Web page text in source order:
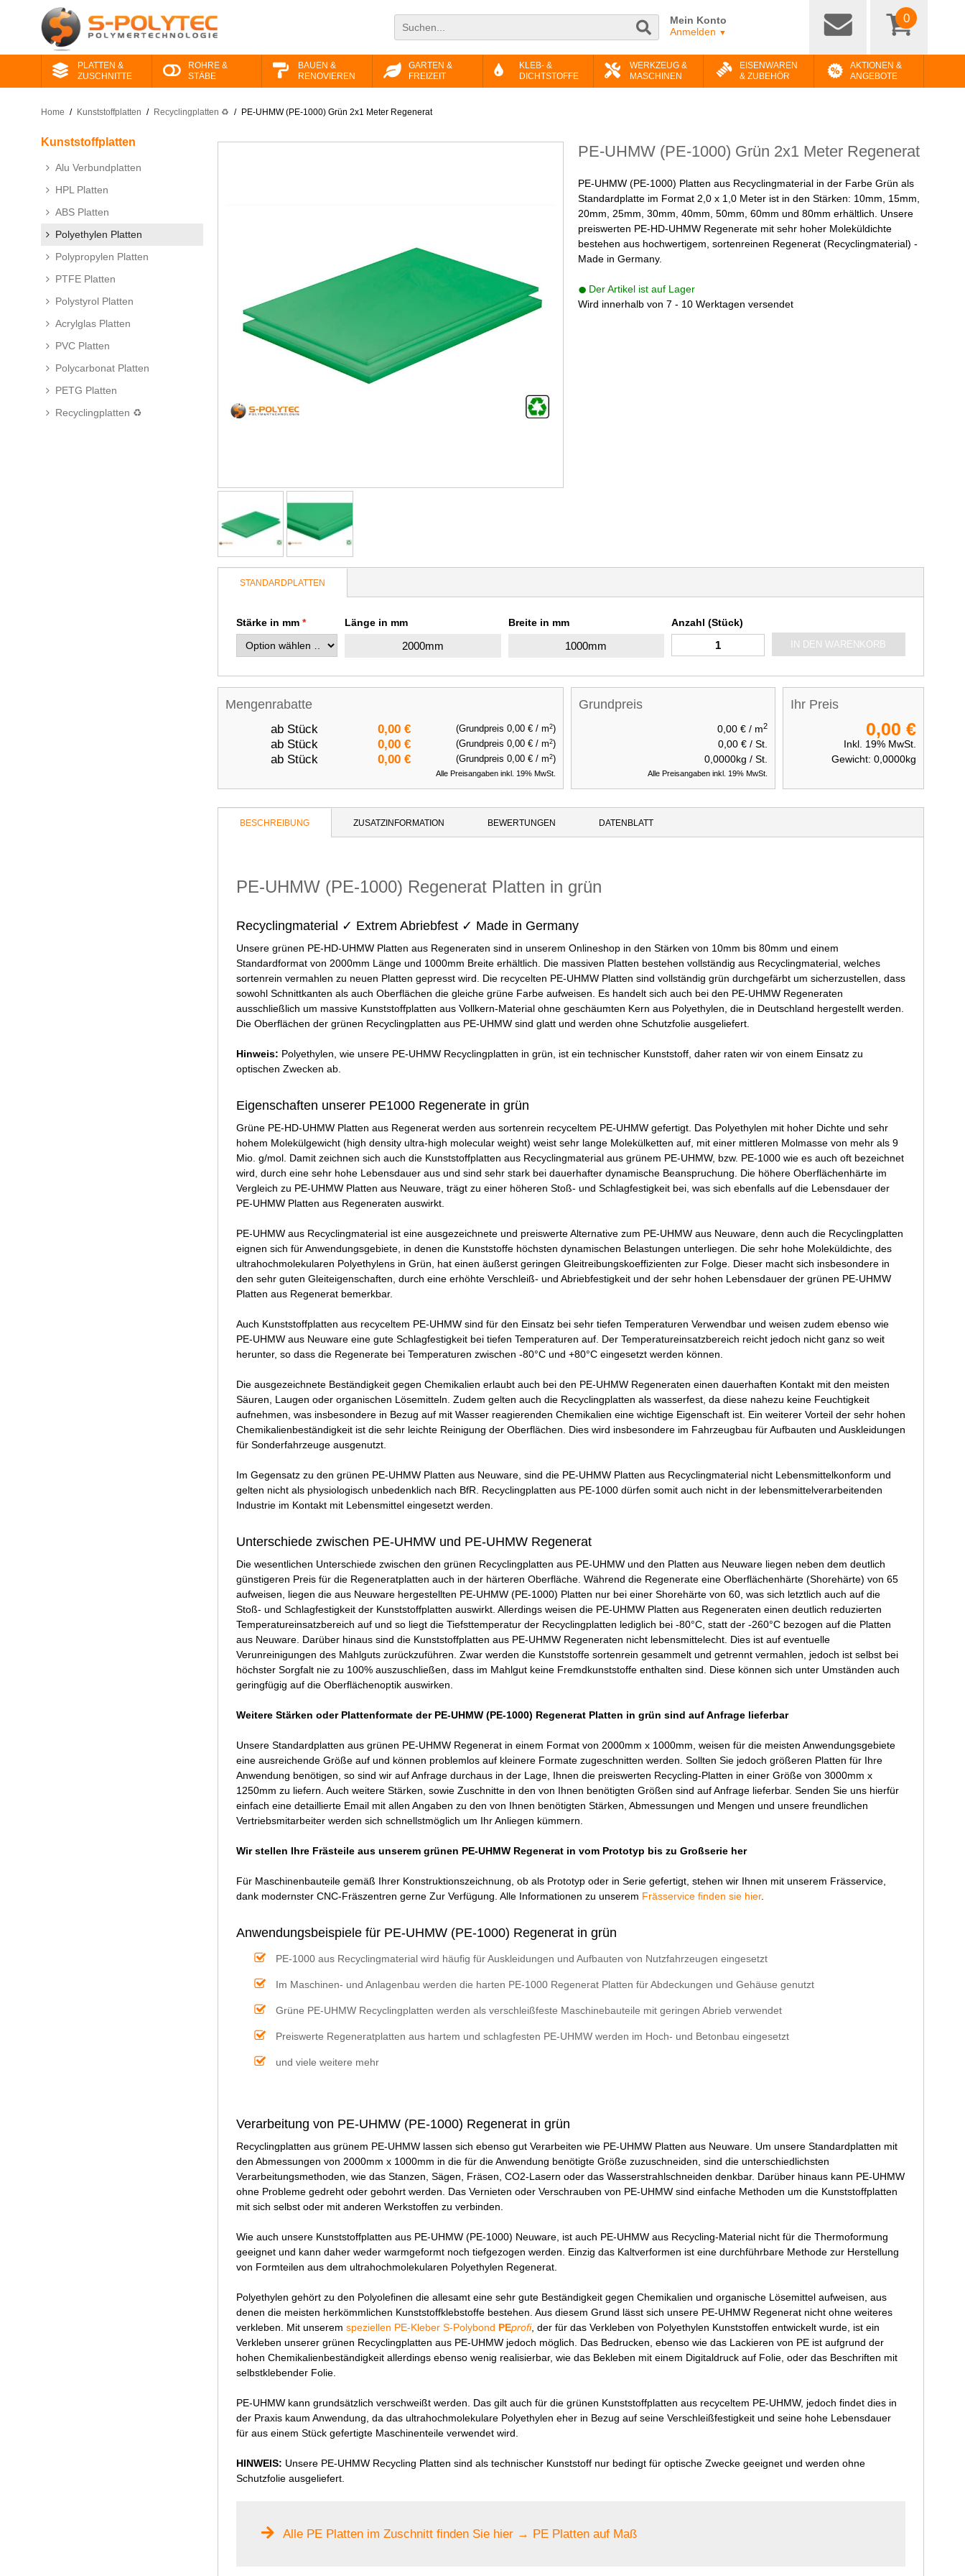
Mein Konto
Anmelden ▼
0
PLATTEN &
ZUSCHNITTE
ROHRE &
STÄBE
BAUEN &
RENOVIEREN
GARTEN &
FREIZEIT
KLEB- &
DICHTSTOFFE
WERKZEUG &
MASCHINEN
EISENWAREN
& ZUBEHÖR
AKTIONEN &
ANGEBOTE
Home / Kunststoffplatten / Recyclingplatten ♻ / PE-UHMW (PE-1000) Grün 2x1 Meter Regenerat
Kunststoffplatten
Alu Verbundplatten
HPL Platten
ABS Platten
Polyethylen Platten
Polypropylen Platten
PTFE Platten
Polystyrol Platten
Acrylglas Platten
PVC Platten
Polycarbonat Platten
PETG Platten
Recyclingplatten ♻
PE-UHMW (PE-1000) Grün 2x1 Meter Regenerat
PE-UHMW (PE-1000) Platten aus Recyclingmaterial in der Farbe Grün als
Standardplatte im Format 2,0 x 1,0 Meter ist in den Stärken: 10mm, 15mm,
20mm, 25mm, 30mm, 40mm, 50mm, 60mm und 80mm erhältlich. Unsere
preiswerten PE-HD-UHMW Regenerate mit sehr hoher Moleküldichte
bestehen aus hochwertigem, sortenreinen Regenerat (Recyclingmaterial) -
Made in Germany.
Der Artikel ist auf Lager
Wird innerhalb von 7 - 10 Werktagen versendet
STANDARDPLATTEN
Stärke in mm Länge in mm
2000mm
Breite in mm
1000mm
Anzahl (Stück)
IN DEN WARENKORB
Mengenrabatte
ab Stück 0,00 € (Grundpreis 0,00 €/ m2)
ab Stück 0,00 € (Grundpreis 0,00 €/ m2)
ab Stück 0,00 € (Grundpreis 0,00 €/ m2)
Alle Preisangaben inkl. 19% MwSt.
Grundpreis
0,00 € / m2
0,00 € / St.
0,0000kg / St.
Alle Preisangaben inkl. 19% MwSt.
Ihr Preis
0,00 €
Inkl. 19% MwSt.
Gewicht: 0,0000kg
BESCHREIBUNG ZUSATZINFORMATION BEWERTUNGEN DATENBLATT
PE-UHMW (PE-1000) Regenerat Platten in grün
Recyclingmaterial ✓ Extrem Abriebfest ✓ Made in Germany
Unsere grünen PE-HD-UHMW Platten aus Regeneraten sind in unserem Onlineshop in den Stärken von 10mm bis 80mm und einem
Standardformat von 2000mm Länge und 1000mm Breite erhältlich. Die massiven Platten bestehen vollständig aus Recyclingmaterial, welches
sortenrein vermahlen zu neuen Platten gepresst wird. Die recycelten PE-UHMW Platten sind vollständig grün durchgefärbt um sicherzustellen, dass
sowohl Schnittkanten als auch Oberflächen die gleiche grüne Farbe aufweisen. Es handelt sich auch bei den PE-UHMW Regeneraten
ausschließlich um massive Kunststoffplatten aus Vollkern-Material ohne geschäumten Kern aus Polyethylen, die in Deutschland hergestellt werden.
Die Oberflächen der grünen Recyclingplatten aus PE-UHMW sind glatt und werden ohne Schutzfolie ausgeliefert.
Hinweis: Polyethylen, wie unsere PE-UHMW Recyclingplatten in grün, ist ein technischer Kunststoff, daher raten wir von einem Einsatz zu
optischen Zwecken ab.
Eigenschaften unserer PE1000 Regenerate in grün
Grüne PE-HD-UHMW Platten aus Regenerat werden aus sortenrein recyceltem PE-UHMW gefertigt. Das Polyethylen mit hoher Dichte und sehr
hohem Molekülgewicht (high density ultra-high molecular weight) weist sehr lange Molekülketten auf, mit einer mittleren Molmasse von mehr als 9
Mio. g/mol. Damit zeichnen sich auch die Kunststoffplatten aus Recyclingmaterial aus grünem PE-UHMW, bzw. PE-1000 wie es auch oft bezeichnet
wird, durch eine sehr hohe Lebensdauer aus und sind sehr stark bei dauerhafter dynamische Beanspruchung. Die höhere Oberflächenhärte im
Vergleich zu PE-UHMW Platten aus Neuware, trägt zu einer höheren Stoß- und Schlagfestigkeit bei, was sich ebenfalls auf die Lebensdauer der
PE-UHMW Platten aus Regeneraten auswirkt.
PE-UHMW aus Recyclingmaterial ist eine ausgezeichnete und preiswerte Alternative zum PE-UHMW aus Neuware, denn auch die Recyclingplatten
eignen sich für Anwendungsgebiete, in denen die Kunststoffe höchsten dynamischen Belastungen unterliegen. Die sehr hohe Moleküldichte, des
ultrahochmolekularen Polyethylens in Grün, hat einen äußerst geringen Gleitreibungskoeffizienten zur Folge. Dieser macht sich insbesondere in
den sehr guten Gleiteigenschaften, durch eine erhöhte Verschleiß- und Abriebfestigkeit und der sehr hohen Lebensdauer der grünen PE-UHMW
Platten aus Regenerat bemerkbar.
Auch Kunststoffplatten aus recyceltem PE-UHMW sind für den Einsatz bei sehr tiefen Temperaturen Verwendbar und weisen zudem ebenso wie
PE-UHMW aus Neuware eine gute Schlagfestigkeit bei tiefen Temperaturen auf. Der Temperatureinsatzbereich reicht jedoch nicht ganz so weit
herunter, so dass die Regenerate bei Temperaturen zwischen -80°C und +80°C eingesetzt werden können.
Die ausgezeichnete Beständigkeit gegen Chemikalien erlaubt auch bei den PE-UHMW Regeneraten einen dauerhaften Kontakt mit den meisten
Säuren, Laugen oder organischen Lösemitteln. Zudem gelten auch die Recyclingplatten als wasserfest, da diese nahezu keine Feuchtigkeit
aufnehmen, was insbesondere in Bezug auf mit Wasser reagierenden Chemikalien eine wichtige Eigenschaft ist. Ein weiterer Vorteil der sehr hohen
Chemikalienbeständigkeit ist die sehr leichte Reinigung der Oberflächen. Dies wird insbesondere im Fahrzeugbau für Aufbauten und Auskleidungen
für Sonderfahrzeuge ausgenutzt.
Im Gegensatz zu den grünen PE-UHMW Platten aus Neuware, sind die PE-UHMW Platten aus Recyclingmaterial nicht Lebensmittelkonform und
gelten nicht als physiologisch unbedenklich nach BfR. Recyclingplatten aus PE-1000 dürfen somit auch nicht in der lebensmittelverarbeitenden
Industrie im Kontakt mit Lebensmittel eingesetzt werden.
Unterschiede zwischen PE-UHMW und PE-UHMW Regenerat
Die wesentlichen Unterschiede zwischen den grünen Recyclingplatten aus PE-UHMW und den Platten aus Neuware liegen neben dem deutlich
günstigeren Preis für die Regeneratplatten auch in der härteren Oberfläche. Während die Regenerate eine Oberflächenhärte (Shorehärte) von 65
aufweisen, liegen die aus Neuware hergestellten PE-UHMW (PE-1000) Platten nur bei einer Shorehärte von 60, was sich letztlich auch auf die
Stoß- und Schlagfestigkeit der Kunststoffplatten auswirkt. Allerdings weisen die PE-UHMW Platten aus Regeneraten einen deutlich reduzierten
Temperatureinsatzbereich auf und so liegt die Tiefsttemperatur der Recyclingplatten lediglich bei -80°C, statt der -260°C bezogen auf die Platten
aus Neuware. Darüber hinaus sind die Kunststoffplatten aus PE-UHMW Regeneraten nicht lebensmittelecht. Dies ist auf eventuelle
Verunreinigungen des Mahlguts zurückzuführen. Zwar werden die Kunststoffe sortenrein gesammelt und getrennt vermahlen, jedoch ist selbst bei
höchster Sorgfalt nie zu 100% auszuschließen, dass im Mahlgut keine Fremdkunststoffe enthalten sind. Diese können sich unter Umständen auch
geringfügig auf die Oberflächenoptik auswirken.
Weitere Stärken oder Plattenformate der PE-UHMW (PE-1000) Regenerat Platten in grün sind auf Anfrage lieferbar
Unsere Standardplatten aus grünen PE-UHMW Regenerat in einem Format von 2000mm x 1000mm, weisen für die meisten Anwendungsgebiete
eine ausreichende Größe auf und können problemlos auf kleinere Formate zugeschnitten werden. Sollten Sie jedoch größeren Platten für Ihre
Anwendung benötigen, so sind wir auf Anfrage durchaus in der Lage, Ihnen die preiswerten Recycling-Platten in einer Größe von 3000mm x
1250mm zu liefern. Auch weitere Stärken, sowie Zuschnitte in den von Ihnen benötigten Größen sind auf Anfrage lieferbar. Senden Sie uns hierfür
einfach eine detaillierte Email mit allen Angaben zu den von Ihnen benötigten Stärken, Abmessungen und Mengen und unsere freundlichen
Vertriebsmitarbeiter werden sich schnellstmöglich um Ihr Anliegen kümmern.
Wir stellen Ihre Frästeile aus unserem grünen PE-UHMW Regenerat in vom Prototyp bis zu Großserie her
Für Maschinenbauteile gemäß Ihrer Konstruktionszeichnung, ob als Prototyp oder in Serie gefertigt, stehen wir Ihnen mit unserem Frässervice,
dank modernster CNC-Fräszentren gerne Zur Verfügung. Alle Informationen zu unserem Frässervice finden sie hier.
Anwendungsbeispiele für PE-UHMW (PE-1000) Regenerat in grün
PE-1000 aus Recyclingmaterial wird häufig für Auskleidungen und Aufbauten von Nutzfahrzeugen eingesetzt
Im Maschinen- und Anlagenbau werden die harten PE-1000 Regenerat Platten für Abdeckungen und Gehäuse genutzt
Grüne PE-UHMW Recyclingplatten werden als verschleißfeste Maschinebauteile mit geringen Abrieb verwendet
Preiswerte Regeneratplatten aus hartem und schlagfesten PE-UHMW werden im Hoch- und Betonbau eingesetzt
und viele weitere mehr
Verarbeitung von PE-UHMW (PE-1000) Regenerat in grün
Recyclingplatten aus grünem PE-UHMW lassen sich ebenso gut Verarbeiten wie PE-UHMW Platten aus Neuware. Um unsere Standardplatten mit
den Abmessungen von 2000mm x 1000mm in die für die Anwendung benötigte Größe zuzuschneiden, sind die unterschiedlichsten
Verarbeitungsmethoden, wie das Stanzen, Sägen, Fräsen, CO2-Lasern oder das Wasserstrahlschneiden denkbar. Darüber hinaus kann PE-UHMW
ohne Probleme gedreht oder gebohrt werden. Das Vernieten oder Verschrauben von PE-UHMW sind einfache Methoden um die Kunststoffplatten
mit sich selbst oder mit anderen Werkstoffen zu verbinden.
Wie auch unsere Kunststoffplatten aus PE-UHMW (PE-1000) Neuware, ist auch PE-UHMW aus Recycling-Material nicht für die Thermoformung
geeignet und kann daher weder warmgeformt noch tiefgezogen werden. Einzig das Kaltverformen ist eine durchführbare Methode zur Herstellung
von Formteilen aus dem ultrahochmolekularen Polyethylen Regenerat.
Polyethylen gehört zu den Polyolefinen die allesamt eine sehr gute Beständigkeit gegen Chemikalien und organische Lösemittel aufweisen, aus
denen die meisten herkömmlichen Kunststoffklebstoffe bestehen. Aus diesem Grund lässt sich unsere PE-UHMW Regenerat nicht ohne weiteres
verkleben. Mit unserem speziellen PE-Kleber S-Polybond PEprofi, der für das Verkleben von Polyethylen Kunststoffen entwickelt wurde, ist ein
Verkleben unserer grünen Recyclingplatten aus PE-UHMW jedoch möglich. Das Bedrucken, ebenso wie das Lackieren von PE ist aufgrund der
hohen Chemikalienbeständigkeit allerdings ebenso wenig realisierbar, wie das Bekleben mit einem Digitaldruck auf Folie, oder das Beschriften mit
selbstklebender Folie.
PE-UHMW kann grundsätzlich verschweißt werden. Das gilt auch für die grünen Kunststoffplatten aus recyceltem PE-UHMW, jedoch findet dies in
der Praxis kaum Anwendung, da das ultrahochmolekulare Polyethylen eher in Bezug auf seine Verschleißfestigkeit und seine hohe Lebensdauer
für aus einem Stück gefertigte Maschinenteile verwendet wird.
HINWEIS: Unsere PE-UHMW Recycling Platten sind als technischer Kunststoff nur bedingt für optische Zwecke geeignet und werden ohne
Schutzfolie ausgeliefert.
Alle PE Platten im Zuschnitt finden Sie hier → PE Platten auf Maß